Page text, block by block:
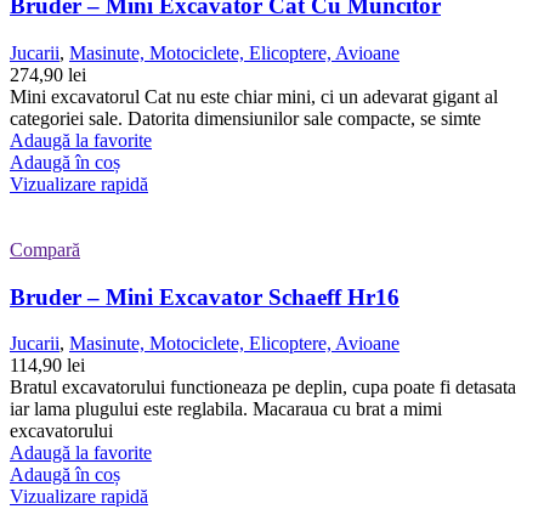
Bruder – Mini Excavator Cat Cu Muncitor
Jucarii, Masinute, Motociclete, Elicoptere, Avioane
274,90 lei
Mini excavatorul Cat nu este chiar mini, ci un adevarat gigant al
categoriei sale. Datorita dimensiunilor sale compacte, se simte
Adaugă la favorite
Adaugă în coș
Vizualizare rapidă
Compară
Bruder – Mini Excavator Schaeff Hr16
Jucarii, Masinute, Motociclete, Elicoptere, Avioane
114,90 lei
Bratul excavatorului functioneaza pe deplin, cupa poate fi detasata
iar lama plugului este reglabila. Macaraua cu brat a mimi
excavatorului
Adaugă la favorite
Adaugă în coș
Vizualizare rapidă